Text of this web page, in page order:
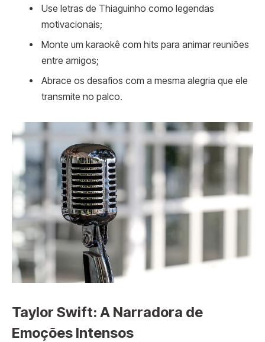
Use letras de Thiaguinho como legendas
motivacionais;
Monte um karaokê com hits para animar reuniões
entre amigos;
Abrace os desafios com a mesma alegria que ele
transmite no palco.
Taylor Swift: A Narradora de
Emoções Intensos